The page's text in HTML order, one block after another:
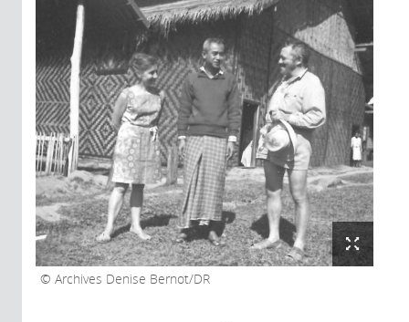
Archives Denise Bernot/DR